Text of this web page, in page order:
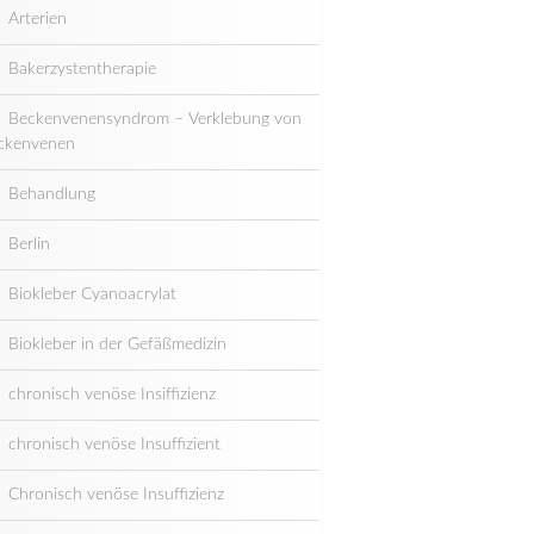
Arterien
Bakerzystentherapie
Beckenvenensyndrom – Verklebung von
Behandlung
Berlin
Biokleber Cyanoacrylat
Biokleber in der Gefäßmedizin
chronisch venöse Insiffizienz
chronisch venöse Insuffizient
Chronisch venöse Insuffizienz